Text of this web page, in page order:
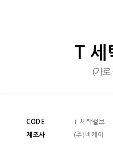
T 세
(가로
CODE
T 세탁밸브
제조사
(주)비케이